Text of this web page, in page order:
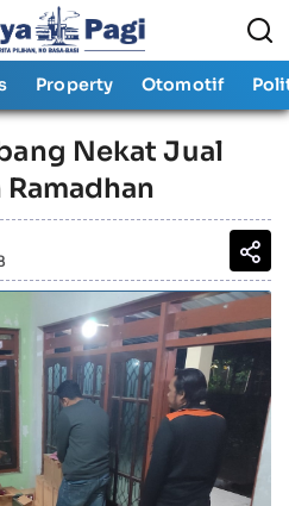
Property Otomotif
Nekat Jual